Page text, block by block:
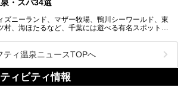
を問わずたっぷり楽しめます。
気のこの施設の中でも、特におススメしたい3つの
について厳選してお届けします。読めばきっと、行
・スパ34選
ズニーランド、マザー牧場、鴨川シーワールド、東
村、海ほたるなど、千葉には遊べる有名スポットが
れ、千葉県で育ち、つい最近まで千葉在住だった私
する、一度は入るべき千葉の温泉・スパ34選をま
た。
ティ温泉ニュースTOPへ
ィビティ情報